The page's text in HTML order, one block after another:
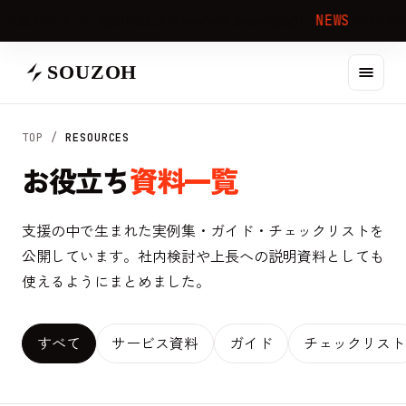
NEWS2025.08.04
SOUZOH
TOP / RESOURCES
お役立ち資料一覧
支援の中で生まれた実例集・ガイド・チェックリストを
公開しています。社内検討や上長への説明資料としても
使えるようにまとめました。
すべて サービス資料 ガイド チェックリスト